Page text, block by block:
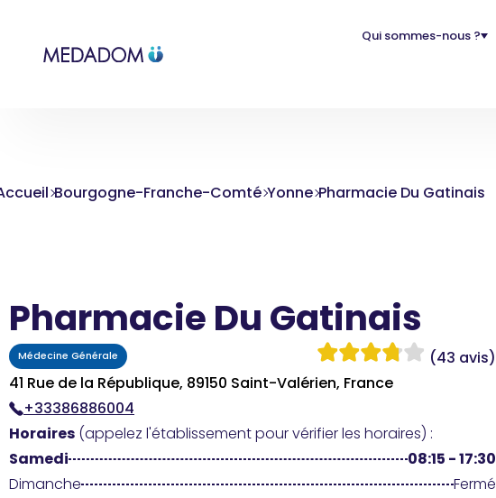
Qui sommes-nous ?
Bourgogne-Franche-Comté Yonne Pharmacie Du Gatinais
Pharmacie Du Gatinais
Médecine Générale
(43 avis)
41 Rue de la République, 89150 Saint-Valérien, France
+33386886004
Horaires (appelez l'établissement pour vérifier les horaires) :
Samedi
08:15 - 17:30
Dimanche
Fermé